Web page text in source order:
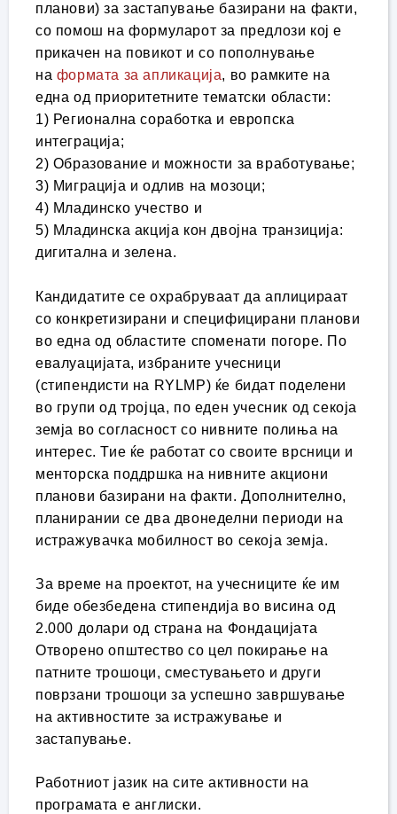
планови) за застапување базирани на факти,
со помош на формуларот за предлози кој е
прикачен на повикот и со пополнување
на формата за апликација, во рамките на
една од приоритетните тематски области:
1) Регионална соработка и европска
интеграција;
2) Образование и можности за вработување;
3) Миграција и одлив на мозоци;
4) Младинско учество и
5) Младинска акција кон двојна транзиција:
дигитална и зелена.
Кандидатите се охрабруваат да аплицираат
со конкретизирани и специфицирани планови
во една од областите споменати погоре. По
евалуацијата, избраните учесници
(стипендисти на RYLMP) ќе бидат поделени
во групи од тројца, по еден учесник од секоја
земја во согласност со нивните полиња на
интерес. Тие ќе работат со своите врсници и
менторска поддршка на нивните акциони
планови базирани на факти. Дополнително,
планирании се два двонеделни периоди на
истражувачка мобилност во секоја земја.
За време на проектот, на учесниците ќе им
биде обезбедена стипендија во висина од
2.000 долари од страна на Фондацијата
Отворено општество со цел покирање на
патните трошоци, сместувањето и други
поврзани трошоци за успешно завршување
на активностите за истражување и
застапување.
Работниот јазик на сите активности на
програмата е англиски.